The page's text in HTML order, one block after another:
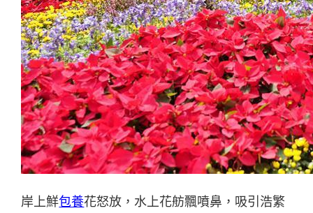
岸上鮮包養花怒放，水上花舫飄噴鼻，吸引浩繁